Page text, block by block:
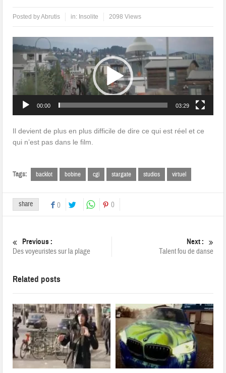
Posted byAbrutis in: Insolite 2098 Views
Lecteur
vidéo
00:00 03:29
Il devient de plus en plus difficile de dire ce qui est réel et ce
qui n’est pas dans le film.
Tags: backlot bobine cgi stargate studios virtuel
share 0 0
Previous :
Des voyeuristes sur la plage
Next :
Talent fou de danse
Related posts